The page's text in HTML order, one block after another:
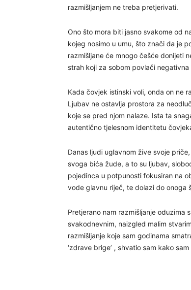
razmišljanjem ne treba pretjerivati.
Ono što mora biti jasno svakome od
kojeg nosimo u umu, što znači da je
razmišljane će mnogo češće donijeti
strah koji za sobom povlači negativna
Kada čovjek istinski voli, onda on ne
Ljubav ne ostavlja prostora za
koje se pred njom nalaze. Ista ta
autentično tjelesnom identitetu
Danas ljudi uglavnom žive svoje
svoga bića žude, a to su ljubav,
pojedinca u potpunosti fokusiran na
vode glavnu riječ, te dolazi do onoga
Pretjerano nam razmišljanje oduzima
svakodnevnim, naizgled malim
razmišljanje koje sam godinama
‘zdrave brige’ , shvatio sam kako